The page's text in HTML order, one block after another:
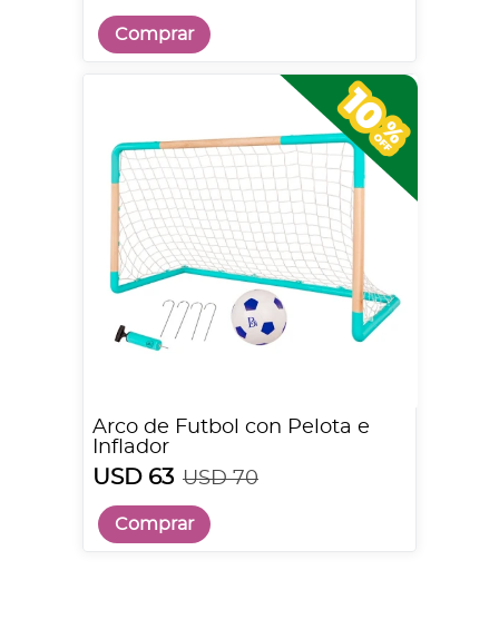
Comprar
Arco de Futbol con Pelota e
Inflador
USD 63 USD 70
Comprar